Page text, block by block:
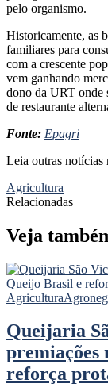
pelo organismo.
Historicamente, as
familiares para
com a crescente
vem ganhando
dono da URT onde
de restaurante
Fonte: Epagri
Leia outras notícias
Agricultura
Relacionadas
Veja
Agricultura
Queijaria
premiações
reforça